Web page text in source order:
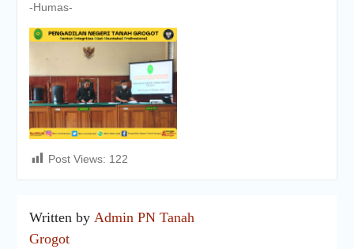
-Humas-
Post Views: 122
Written by Admin PN Tanah
Grogot